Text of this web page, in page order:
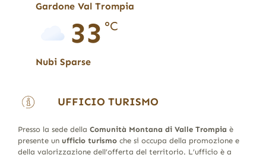
Gardone Val Trompia
33 °C
Nubi Sparse
UFFICIO TURISMO
Presso la sede della Comunità Montana di Valle Trompia è
presente un ufficio turismoche si occupa della promozione e
della valorizzazione dell’offerta del territorio. L’ufficio è a